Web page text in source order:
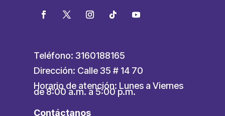
Teléfono: 3160188165
Dirección: Calle 35 # 14 70
Horario de atención: Lunes a Viernes
de 8:00 a.m. a 5:00 p.m.
Contáctanos